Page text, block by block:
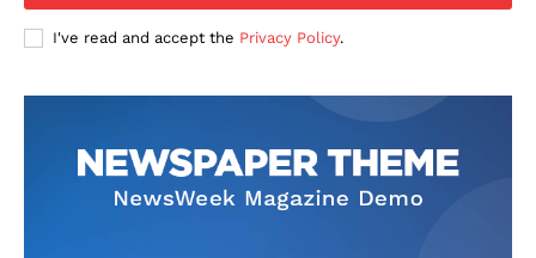
I've read and accept the Privacy Policy.